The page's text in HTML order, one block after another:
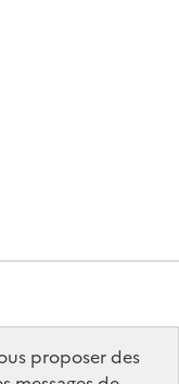
proposer des